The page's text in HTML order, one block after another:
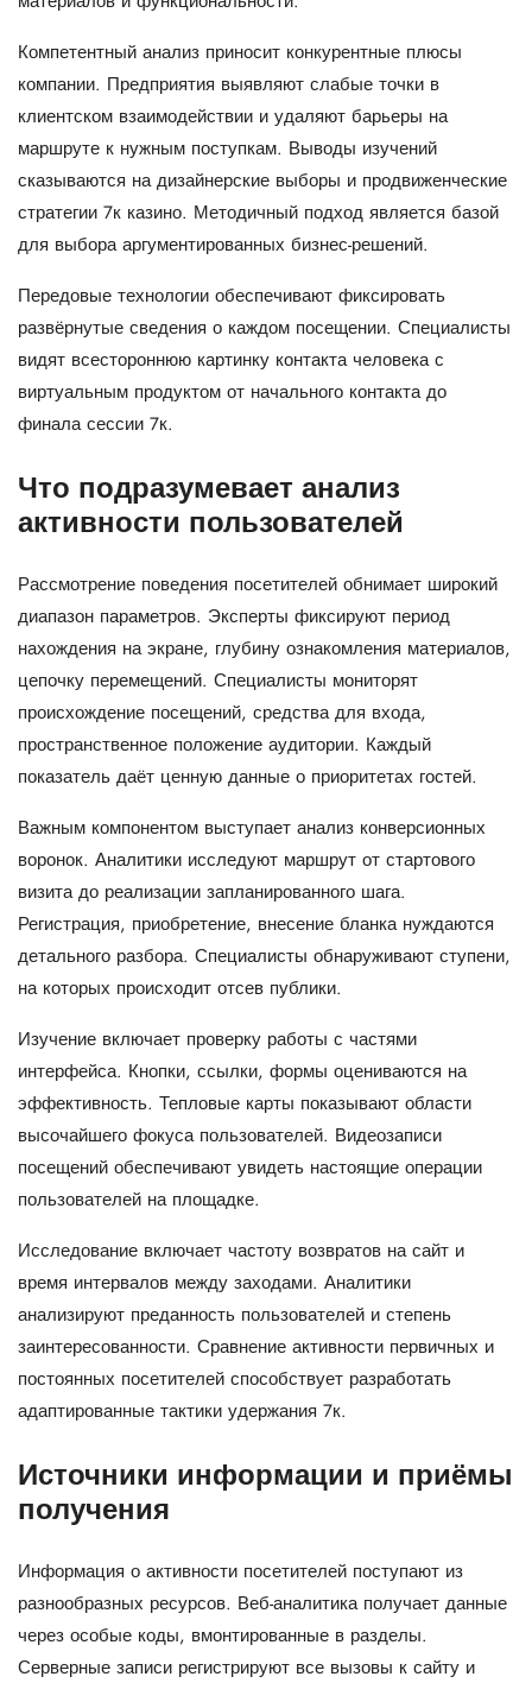
Компетентный анализ приносит конкурентные плюсы
компании. Предприятия выявляют слабые точки в
клиентском взаимодействии и удаляют барьеры на
маршруте к нужным поступкам. Выводы изучений
сказываются на дизайнерские выборы и продвиженческие
стратегии 7к казино. Методичный подход является базой
для выбора аргументированных бизнес-решений.
Передовые технологии обеспечивают фиксировать
развёрнутые сведения о каждом посещении. Специалисты
видят всестороннюю картинку контакта человека с
виртуальным продуктом от начального контакта до
финала сессии 7к.
Что подразумевает анализ
активности пользователей
Рассмотрение поведения посетителей обнимает широкий
диапазон параметров. Эксперты фиксируют период
нахождения на экране, глубину ознакомления материалов,
цепочку перемещений. Специалисты мониторят
происхождение посещений, средства для входа,
пространственное положение аудитории. Каждый
показатель даёт ценную данные о приоритетах гостей.
Важным компонентом выступает анализ конверсионных
воронок. Аналитики исследуют маршрут от стартового
визита до реализации запланированного шага.
Регистрация, приобретение, внесение бланка нуждаются
детального разбора. Специалисты обнаруживают ступени,
на которых происходит отсев публики.
Изучение включает проверку работы с частями
интерфейса. Кнопки, ссылки, формы оцениваются на
эффективность. Тепловые карты показывают области
высочайшего фокуса пользователей. Видеозаписи
посещений обеспечивают увидеть настоящие операции
пользователей на площадке.
Исследование включает частоту возвратов на сайт и
время интервалов между заходами. Аналитики
анализируют преданность пользователей и степень
заинтересованности. Сравнение активности первичных и
постоянных посетителей способствует разработать
адаптированные тактики удержания 7к.
Источники информации и приёмы
получения
Информация о активности посетителей поступают из
разнообразных ресурсов. Веб-аналитика получает данные
через особые коды, вмонтированные в разделы.
Серверные записи регистрируют все вызовы к сайту и